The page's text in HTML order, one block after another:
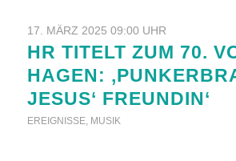
17. MÄRZ 2025 09:00 UHR
HR TITELT ZUM 70.
HAGEN:
JESUS‘ FREUNDIN‘
EREIGNISSE, MUSIK